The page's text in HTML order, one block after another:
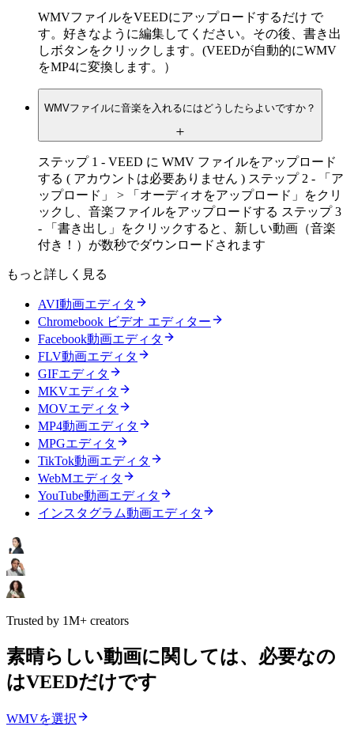
WMVファイルをVEEDにアップロードするだけ で
す。好きなように編集してください。その後、書き出
しボタンをクリックします。(VEEDが自動的にWMV
をMP4に変換します。）
WMVファイルに音楽を入れるにはどうしたらよいですか？
ステップ 1 - VEED に WMV ファイルをアップロード
する ( アカウントは必要ありません ) ステップ 2 - 「ア
ップロード」 > 「オーディオをアップロード」をクリ
ックし、音楽ファイルをアップロードする ステップ 3
- 「書き出し」をクリックすると、新しい動画（音楽
付き！）が数秒でダウンロードされます
もっと詳しく見る
AVI動画エディタ
Chromebook ビデオ エディター
Facebook動画エディタ
FLV動画エディタ
GIFエディタ
MKVエディタ
MOVエディタ
MP4動画エディタ
MPGエディタ
TikTok動画エディタ
WebMエディタ
YouTube動画エディタ
インスタグラム動画エディタ
Trusted by 1M+ creators
素晴らしい動画に関しては、必要なの
はVEEDだけです
WMVを選択